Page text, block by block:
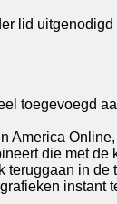
lid
toegevoegd
die met
in